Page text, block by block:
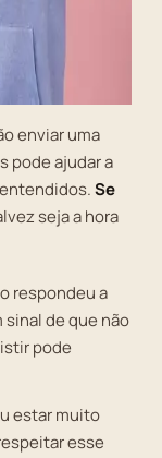
enviar uma
pode ajudar a
Se
seja a hora
respondeu a
de que não
pode
estar muito
esse